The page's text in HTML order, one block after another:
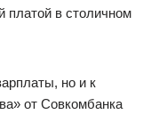
платой в столичном
но и к
от Совкомбанка